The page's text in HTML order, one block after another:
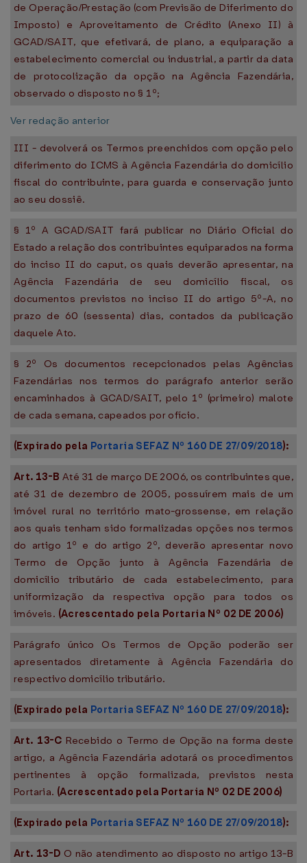
de Operação/Prestação (com Previsão de Diferimento do
Imposto) e Aproveitamento de Crédito (Anexo II) à
GCAD/SAIT, que efetivará, de plano, a equiparação a
estabelecimento comercial ou industrial, a partir da data
de protocolização da opção na Agência Fazendária,
observado o disposto no § 1º;
Ver redação anterior
III - devolverá os Termos preenchidos com opção pelo
diferimento do ICMS à Agência Fazendária do domicílio
fiscal do contribuinte, para guarda e conservação junto
ao seu dossiê.
§ 1º A GCAD/SAIT fará publicar no Diário Oficial do
Estado a relação dos contribuintes equiparados na forma
do inciso II do caput, os quais deverão apresentar, na
Agência Fazendária de seu domicílio fiscal, os
documentos previstos no inciso II do artigo 5º-A, no
prazo de 60 (sessenta) dias, contados da publicação
daquele Ato.
§ 2º Os documentos recepcionados pelas Agências
Fazendárias nos termos do parágrafo anterior serão
encaminhados à GCAD/SAIT, pelo 1º (primeiro) malote
de cada semana, capeados por ofício.
(Expirado pela Portaria SEFAZ Nº 160 DE 27/09/2018):
Art. 13-B Até 31 de março DE 2006, os contribuintes que,
até 31 de dezembro de 2005, possuírem mais de um
imóvel rural no território mato-grossense, em relação
aos quais tenham sido formalizadas opções nos termos
do artigo 1º e do artigo 2º, deverão apresentar novo
Termo de Opção junto à Agência Fazendária de
domicílio tributário de cada estabelecimento, para
uniformização da respectiva opção para todos os
imóveis. (Acrescentado pela Portaria Nº 02 DE 2006)
Parágrafo único Os Termos de Opção poderão ser
apresentados diretamente à Agência Fazendária do
respectivo domicílio tributário.
(Expirado pela Portaria SEFAZ Nº 160 DE 27/09/2018):
Art. 13-C Recebido o Termo de Opção na forma deste
artigo, a Agência Fazendária adotará os procedimentos
pertinentes à opção formalizada, previstos nesta
Portaria. (Acrescentado pela Portaria Nº 02 DE 2006)
(Expirado pela Portaria SEFAZ Nº 160 DE 27/09/2018):
Art. 13-D O não atendimento ao disposto no artigo 13-B